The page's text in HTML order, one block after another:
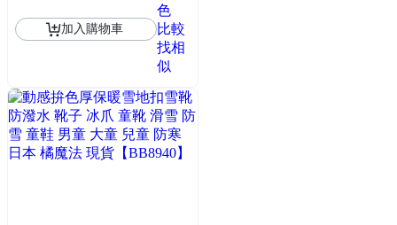
加入購物車
色
比較
找相
似